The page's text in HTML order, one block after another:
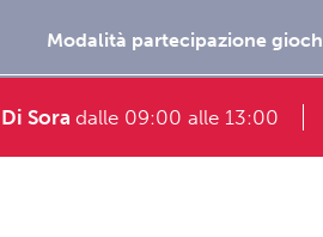
Sora dalle 09:00 alle 13:00
Modalità partecipazione